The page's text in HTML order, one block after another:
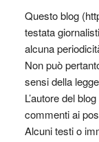
Questo blog
testata
alcuna
Non può
sensi della
L’autore del
commenti ai
Alcuni testi o